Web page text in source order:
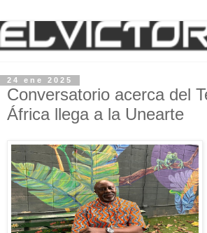
24 ene 2025
Conversatorio acerca del
África llega a la Unearte